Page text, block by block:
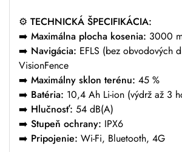
⚙️ TECHNICKÁ ŠPECIFIKÁCIA:
➡️ Maximálna plocha kosenia: 3000
➡️ Navigácia: EFLS (bez obvodových
VisionFence
➡️ Maximálny sklon terénu: 45 %
➡️ Batéria: 10,4 Ah Li-ion (výdrž až 3
➡️ Hlučnosť: 54 dB(A)
➡️ Stupeň ochrany: IPX6
➡️ Pripojenie: Wi-Fi, Bluetooth, 4G